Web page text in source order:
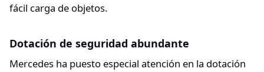
fácil carga de objetos.
Dotación de seguridad abundante
Mercedes ha puesto especial atención en la dotación